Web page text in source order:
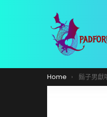
You are here:
Home 鬍子男獻唱《劇場